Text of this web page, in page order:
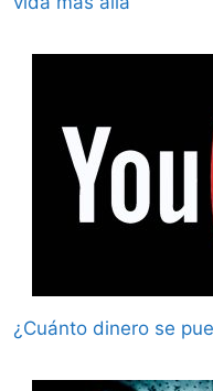
¿Cuánto dinero se